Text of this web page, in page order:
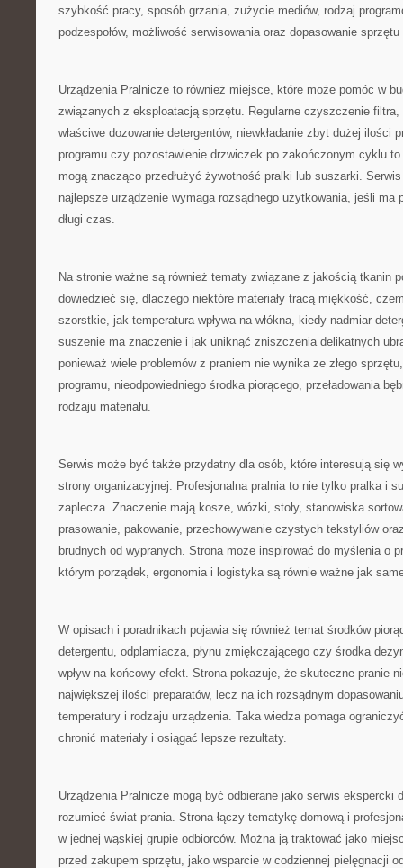
szybkość pracy, sposób grzania, zużycie mediów, rodzaj
podzespołów, możliwość serwisowania oraz dopasowanie
Urządzenia Pralnicze to również miejsce, które może pomóc w
związanych z eksploatacją sprzętu. Regularne czyszczenie
właściwe dozowanie detergentów, niewkładanie zbyt dużej ilości
programu czy pozostawienie drzwiczek po zakończonym cyklu to
mogą znacząco przedłużyć żywotność pralki lub suszarki.
najlepsze urządzenie wymaga rozsądnego użytkowania, jeśli ma
długi czas.
Na stronie ważne są również tematy związane z jakością tkanin
dowiedzieć się, dlaczego niektóre materiały tracą miękkość,
szorstkie, jak temperatura wpływa na włókna, kiedy nadmiar
suszenie ma znaczenie i jak uniknąć zniszczenia delikatnych
ponieważ wiele problemów z praniem nie wynika ze złego
programu, nieodpowiedniego środka piorącego, przeładowania
rodzaju materiału.
Serwis może być także przydatny dla osób, które interesują się
strony organizacyjnej. Profesjonalna pralnia to nie tylko pralka i
zaplecza. Znaczenie mają kosze, wózki, stoły, stanowiska
prasowanie, pakowanie, przechowywanie czystych tekstyliów
brudnych od wypranych. Strona może inspirować do myślenia o
którym porządek, ergonomia i logistyka są równie ważne jak
W opisach i poradnikach pojawia się również temat środków
detergentu, odplamiacza, płynu zmiękczającego czy środka
wpływ na końcowy efekt. Strona pokazuje, że skuteczne pranie
największej ilości preparatów, lecz na ich rozsądnym
temperatury i rodzaju urządzenia. Taka wiedza pomaga
chronić materiały i osiągać lepsze rezultaty.
Urządzenia Pralnicze mogą być odbierane jako serwis ekspercki
rozumieć świat prania. Strona łączy tematykę domową i
w jednej wąskiej grupie odbiorców. Można ją traktować jako
przed zakupem sprzętu, jako wsparcie w codziennej pielęgnacji